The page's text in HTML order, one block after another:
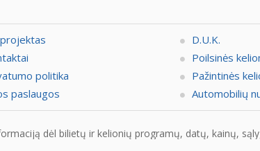
D.U.K.
Poilsinės
politika Pažintinės
paslaugos Automobilių
dėl bilietų ir kelionių programų, datų, kainų,